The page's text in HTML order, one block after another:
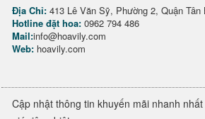
Địa Chỉ: 413 Lê Văn Sỹ, Phường 2, Quận
Hotline đặt hoa: 0962 794 486
Mail:info@hoavily.com
Web: hoavily.com
Cập nhật thông tin khuyến mãi nhanh